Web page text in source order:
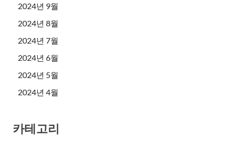
2024년 9월
2024년 8월
2024년 7월
2024년 6월
2024년 5월
2024년 4월
카테고리